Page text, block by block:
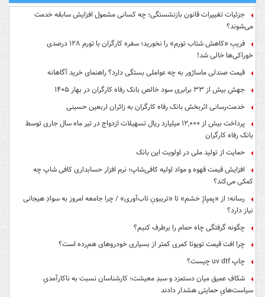
جزئیات تغییرات قانون بازنشستگی؛ چه کسانی مشمول افزایش سابقه خدمت
می‌شوند؟
فریبِ «کاهش شتاب تورم» را نخورید؛ سفره کارگران با تورم ۱۲۸ درصدی
خوراکی‌ها خالی شد!
قیمت صندلی ماساژور به چه عواملی بستگی دارد؟ راهنمای خرید آگاهانه
جهش بیش از ۳۳ برابری سود خالص بانک رفاه کارگران در بهار ۱۴۰۵
خدمت‌رسانی اثربخش بانک رفاه کارگران به زائران اربعین حسینی
پرداخت بیش از ۱۲,۰۰۰ میلیارد ریال تسهیلات ازدواج در تیر ماه سال جاری توسط
بانک رفاه کارگران
حمایت از تولید ملی در اولویت این بانک
افزایش قیمت قهوه و مواد اولیه کافی‌شاپ؛ نرم افزار حسابداری کافی شاپ چه
کمکی می‌کند؟
رسانه؛ از «پمپاژِ خشم» تا «تریبونِ تاب‌آوری» / چرا جامعه امروز به سوادِ هیجانی
نیاز دارد؟
چگونه گرفتگی چاه حمام را برطرف کنیم؟
چرا افت قیمت تویوتا کمری کمتر از بسیاری خودروهای هم‌رده است؟
چاپ uv dtf چیست؟
شکافِ عمیق میان دستمزد و سبدِ معیشت؛ کارشناسان نسبت به ناکارآمدیِ
سیاست‌هایِ حمایتی هشدار دادند